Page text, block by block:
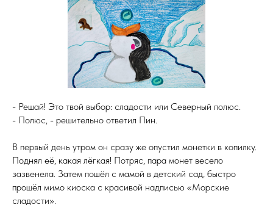
- Решай! Это твой выбор: сладости или Северный полюс.
- Полюс, - решительно ответил Пин.
В первый день утром он сразу же опустил монетки в копилку.
Поднял её, какая лёгкая! Потряс, пара монет весело
зазвенела. Затем пошёл с мамой в детский сад, быстро
прошёл мимо киоска с красивой надписью «Морские
сладости».